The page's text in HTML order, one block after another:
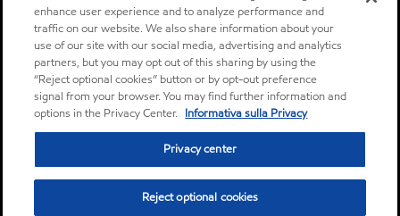
enhance user experience and to analyze performance and
traffic on our website. We also share information about your
use of our site with our social media, advertising and analytics
partners, but you may opt out of this sharing by using the
“Reject optional cookies” button or by opt-out preference
signal from your browser. You may find further information and
options in the Privacy Center. Informativa sulla Privacy
Privacy center
Reject optional cookies